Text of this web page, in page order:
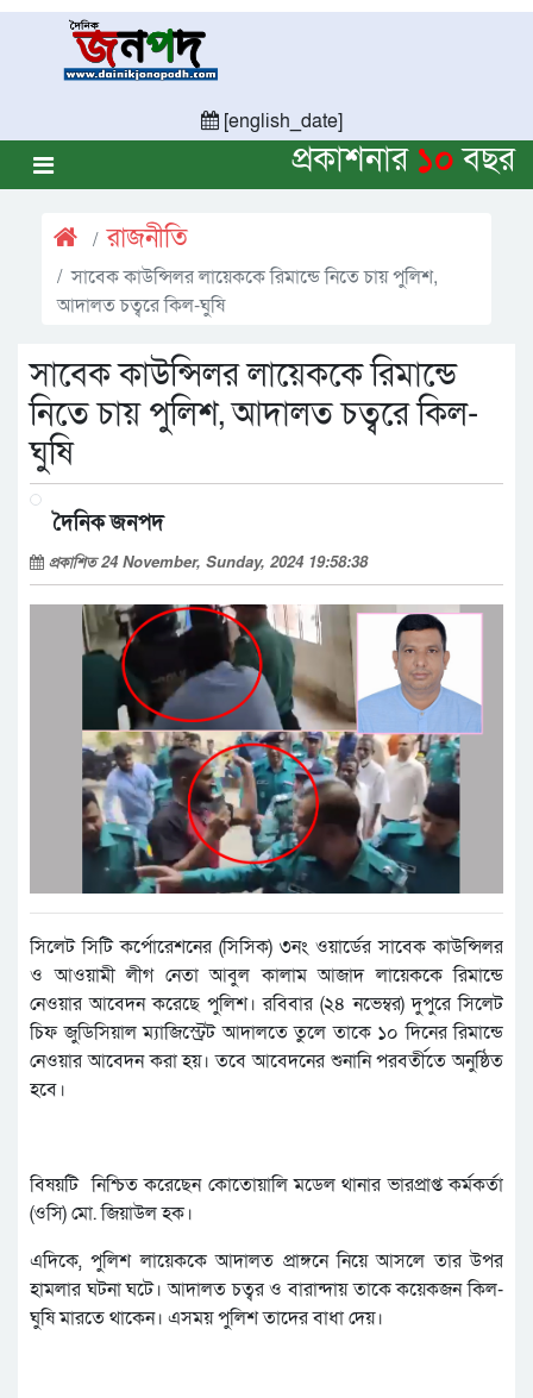
[english_date]
প্রকাশনার ১০বছর
রাজনীতি
সাবেক কাউন্সিলর লায়েককে রিমান্ডে নিতে চায় পুলিশ,
আদালত চত্বরে কিল-ঘুষি
সাবেক কাউন্সিলর লায়েককে রিমান্ডে
নিতে চায় পুলিশ, আদালত চত্বরে কিল-
ঘুষি
দৈনিক জনপদ
প্রকাশিত 24 November, Sunday, 2024 19:58:38
সিলেট সিটি কর্পোরেশনের (সিসিক) ৩নং ওয়ার্ডের সাবেক কাউন্সিলর
ও আওয়ামী লীগ নেতা আবুল কালাম আজাদ লায়েককে রিমান্ডে
নেওয়ার আবেদন করেছে পুলিশ। রবিবার (২৪ নভেম্বর) দুপুরে সিলেট
চিফ জুডিসিয়াল ম্যাজিস্ট্রেট আদালতে তুলে তাকে ১০ দিনের রিমান্ডে
নেওয়ার আবেদন করা হয়। তবে আবেদনের শুনানি পরবর্তীতে অনুষ্ঠিত
হবে।
বিষয়টি নিশ্চিত করেছেন কোতোয়ালি মডেল থানার ভারপ্রাপ্ত কর্মকর্তা
(ওসি) মো. জিয়াউল হক।
এদিকে, পুলিশ লায়েককে আদালত প্রাঙ্গনে নিয়ে আসলে তার উপর
হামলার ঘটনা ঘটে। আদালত চত্বর ও বারান্দায় তাকে কয়েকজন কিল-
ঘুষি মারতে থাকেন। এসময় পুলিশ তাদের বাধা দেয়।